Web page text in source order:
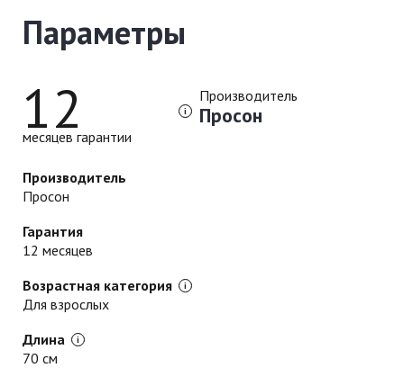
Параметры
Производитель
Просон
Гарантия
12 месяцев
Возрастная категория
Для взрослых
Длина
70 см
Производитель
Просон
12
месяцев гарантии